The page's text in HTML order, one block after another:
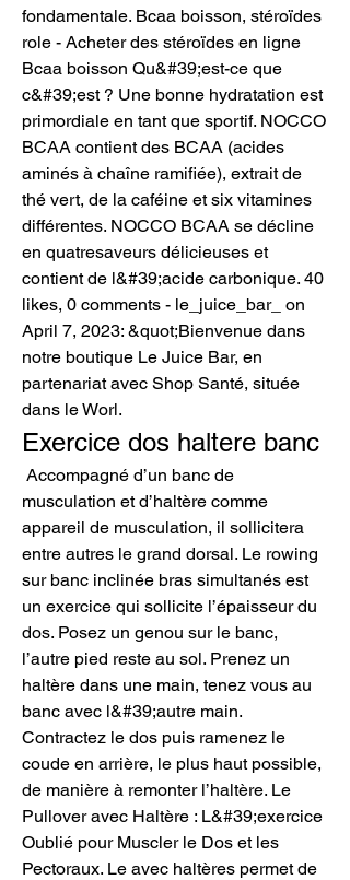
fondamentale. Bcaa boisson, stéroïdes
role - Acheter des stéroïdes en ligne
Bcaa boisson Qu&#39;est-ce que
c&#39;est ? Une bonne hydratation est
primordiale en tant que sportif. NOCCO
BCAA contient des BCAA (acides
aminés à chaîne ramifiée), extrait de
thé vert, de la caféine et six vitamines
différentes. NOCCO BCAA se décline
en quatresaveurs délicieuses et
contient de l&#39;acide carbonique. 40
likes, 0 comments - le_juice_bar_ on
April 7, 2023: &quot;Bienvenue dans
notre boutique Le Juice Bar, en
partenariat avec Shop Santé, située
dans le Worl.
Exercice dos haltere banc
musculation et d’haltère comme
appareil de musculation, il sollicitera
entre autres le grand dorsal. Le rowing
sur banc inclinée bras simultanés est
un exercice qui sollicite l’épaisseur du
dos. Posez un genou sur le banc,
l’autre pied reste au sol. Prenez un
haltère dans une main, tenez vous au
banc avec l&#39;autre main.
Contractez le dos puis ramenez le
coude en arrière, le plus haut possible,
de manière à remonter l’haltère. Le
Pullover avec Haltère : L&#39;exercice
Oublié pour Muscler le Dos et les
Pectoraux. Le avec haltères permet de